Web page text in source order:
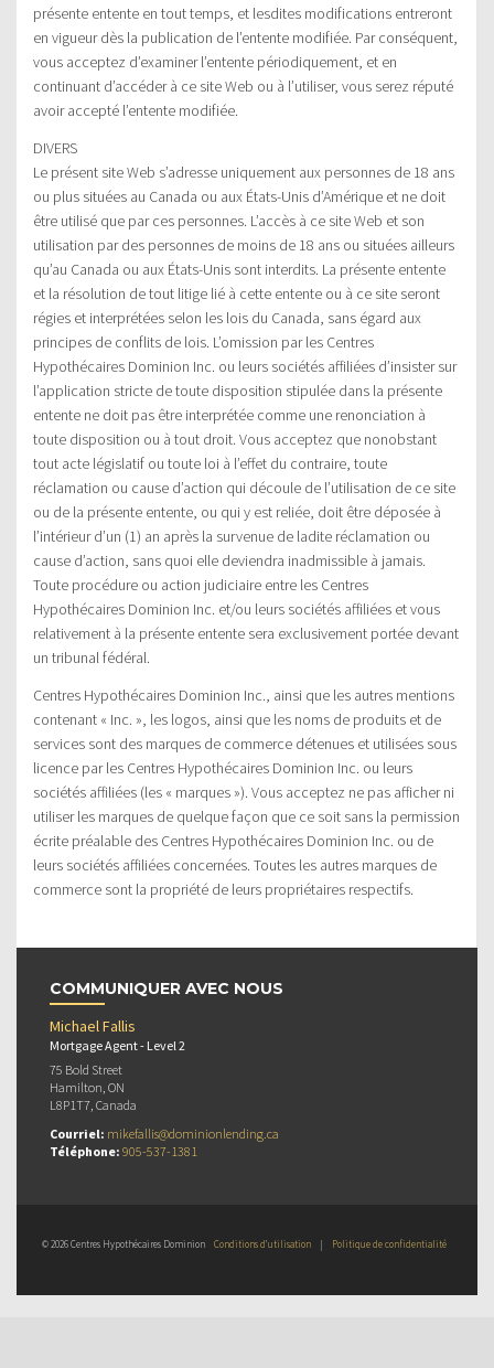
présente entente en tout temps, et lesdites modifications entreront
en vigueur dès la publication de l’entente modifiée. Par conséquent,
vous acceptez d’examiner l’entente périodiquement, et en
continuant d’accéder à ce site Web ou à l’utiliser, vous serez réputé
avoir accepté l’entente modifiée.
DIVERS
Le présent site Web s’adresse uniquement aux personnes de 18 ans
ou plus situées au Canada ou aux États-Unis d’Amérique et ne doit
être utilisé que par ces personnes. L’accès à ce site Web et son
utilisation par des personnes de moins de 18 ans ou situées ailleurs
qu’au Canada ou aux États-Unis sont interdits. La présente entente
et la résolution de tout litige lié à cette entente ou à ce site seront
régies et interprétées selon les lois du Canada, sans égard aux
principes de conflits de lois. L’omission par les Centres
Hypothécaires Dominion Inc. ou leurs sociétés affiliées d’insister sur
l’application stricte de toute disposition stipulée dans la présente
entente ne doit pas être interprétée comme une renonciation à
toute disposition ou à tout droit. Vous acceptez que nonobstant
tout acte législatif ou toute loi à l’effet du contraire, toute
réclamation ou cause d’action qui découle de l’utilisation de ce site
ou de la présente entente, ou qui y est reliée, doit être déposée à
l’intérieur d’un (1) an après la survenue de ladite réclamation ou
cause d’action, sans quoi elle deviendra inadmissible à jamais.
Toute procédure ou action judiciaire entre les Centres
Hypothécaires Dominion Inc. et/ou leurs sociétés affiliées et vous
relativement à la présente entente sera exclusivement portée devant
un tribunal fédéral.
Centres Hypothécaires Dominion Inc., ainsi que les autres mentions
contenant « Inc. », les logos, ainsi que les noms de produits et de
services sont des marques de commerce détenues et utilisées sous
licence par les Centres Hypothécaires Dominion Inc. ou leurs
sociétés affiliées (les « marques »). Vous acceptez ne pas afficher ni
utiliser les marques de quelque façon que ce soit sans la permission
écrite préalable des Centres Hypothécaires Dominion Inc. ou de
leurs sociétés affiliées concernées. Toutes les autres marques de
commerce sont la propriété de leurs propriétaires respectifs.
COMMUNIQUER AVEC NOUS
Michael Fallis
Mortgage Agent - Level 2
75 Bold Street
Hamilton, ON
L8P1T7, Canada
Courriel: mikefallis@dominionlending.ca
Téléphone: 905-537-1381
© 2026 Centres Hypothécaires Dominion Conditions d’utilisation | Politique de confidentialité